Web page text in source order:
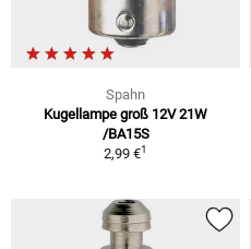
Spahn
Kugellampe groß 12V 21W
/BA15S
2,99 €1